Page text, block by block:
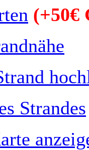
(+50€
Strandes